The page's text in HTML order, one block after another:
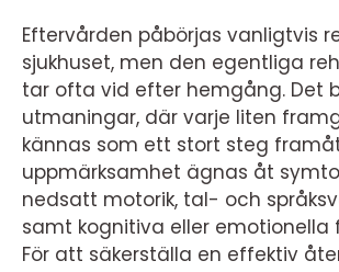
Eftervården påbörjas vanligtvis
sjukhuset, men den egentliga
tar ofta vid efter hemgång. Det
utmaningar, där varje liten
kännas som ett stort steg
uppmärksamhet ägnas åt
nedsatt motorik, tal- och
samt kognitiva eller emotionella
För att säkerställa en effektiv